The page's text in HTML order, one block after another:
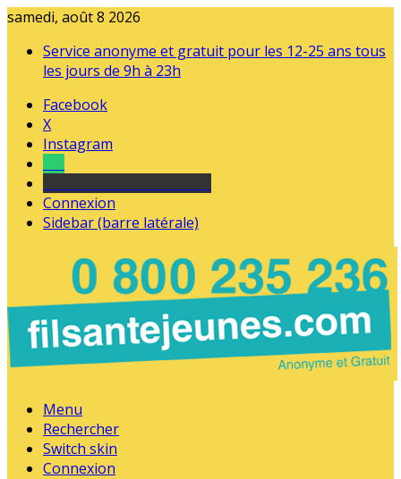
samedi, août 8 2026
Service anonyme et gratuit pour les 12-25 ans tous
les jours de 9h à 23h
Facebook
X
Instagram
Connexion
Sidebar (barre latérale)
Menu
Rechercher
Switch skin
Connexion